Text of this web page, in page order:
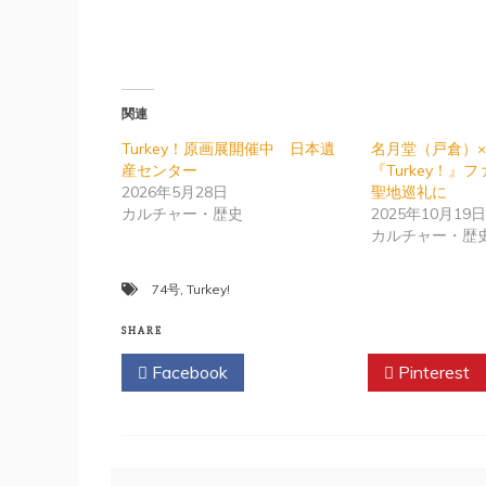
関連
Turkey！原画展開催中 日本遺
産センター
2026年5月28日
カルチャー・歴史
名月堂（戸倉）
『Turkey！』
聖地巡礼に
2025年10月19日
カルチャー・歴
74号, Turkey!
SHARE
Facebook Pinterest